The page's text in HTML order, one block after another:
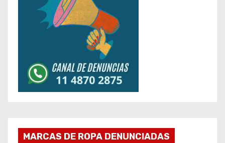
MARCAS DE ROPA DENUNCIADAS